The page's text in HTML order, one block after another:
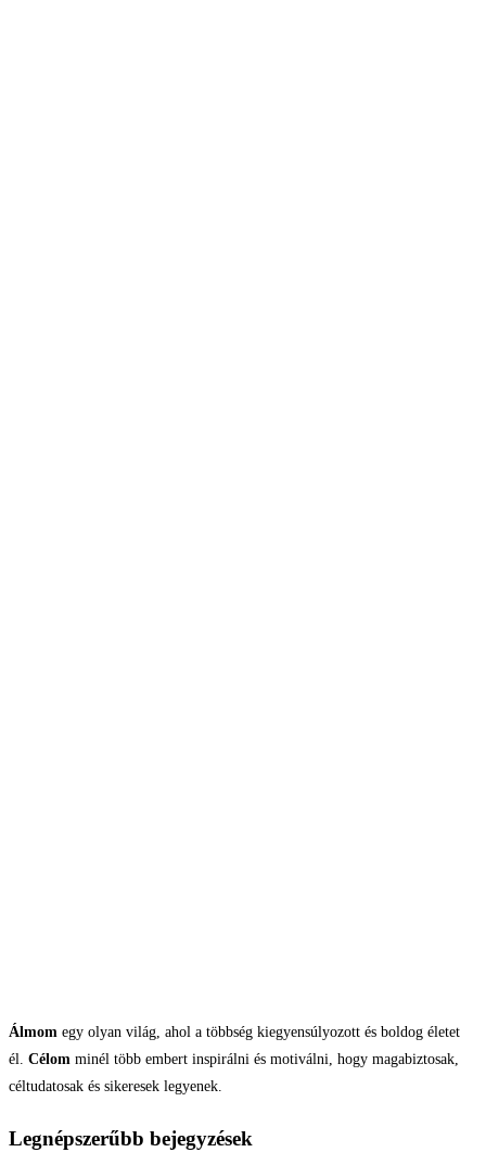
Álmom egy olyan világ, ahol a többség kiegyensúlyozott és boldog életet
él. Célom minél több embert inspirálni és motiválni, hogy magabiztosak,
céltudatosak és sikeresek legyenek.
Legnépszerűbb bejegyzések